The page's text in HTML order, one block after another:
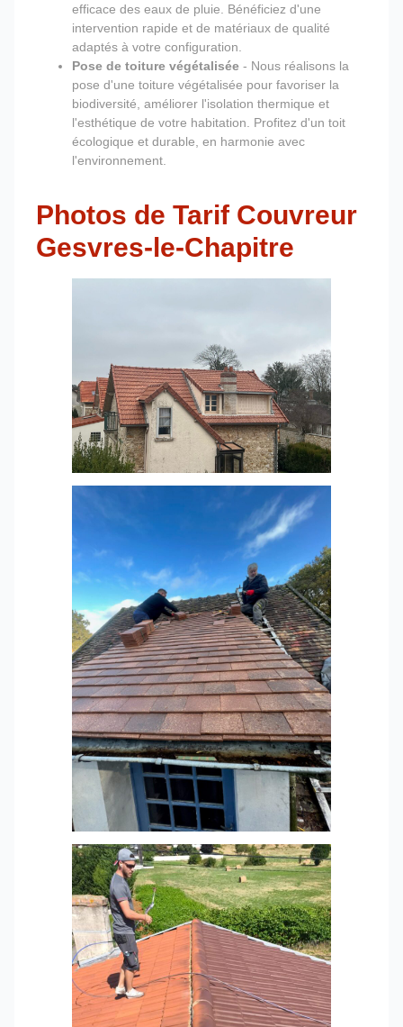
efficace des eaux de pluie. Bénéficiez d'une
intervention rapide et de matériaux de qualité
adaptés à votre configuration.
Pose de toiture végétalisée - Nous réalisons la
pose d'une toiture végétalisée pour favoriser la
biodiversité, améliorer l'isolation thermique et
l'esthétique de votre habitation. Profitez d'un toit
écologique et durable, en harmonie avec
l'environnement.
Photos de Tarif Couvreur
Gesvres-le-Chapitre